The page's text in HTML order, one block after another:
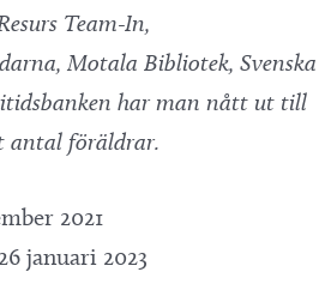
Team-In,
Motala Bibliotek, Svenska
har man nått ut till
antal föräldrar.
2021
26 januari 2023